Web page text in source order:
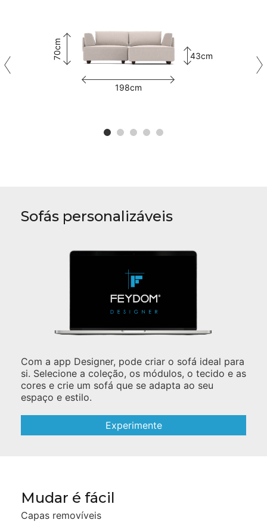
70cm
198cm
43cm
Sofás personalizáveis
Com a app Designer, pode criar o sofá ideal para
si. Selecione a coleção, os módulos, o tecido e as
cores e crie um sofá que se adapta ao seu
espaço e estilo.
Experimente
Mudar é fácil
Capas removíveis